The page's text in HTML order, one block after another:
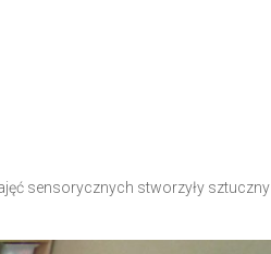
sensorycznych stworzyły sztuczny